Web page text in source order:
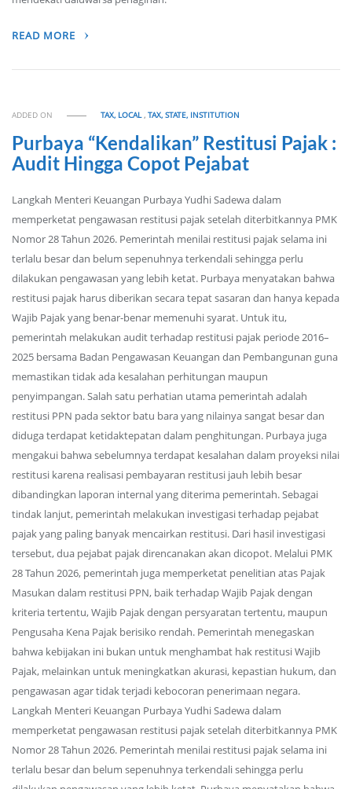
READ MORE
ADDED ON TAX, LOCAL,TAX, STATE, INSTITUTION
Purbaya “Kendalikan” Restitusi Pajak :
Audit Hingga Copot Pejabat
Langkah Menteri Keuangan Purbaya Yudhi Sadewa dalam
memperketat pengawasan restitusi pajak setelah diterbitkannya PMK
Nomor 28 Tahun 2026. Pemerintah menilai restitusi pajak selama ini
terlalu besar dan belum sepenuhnya terkendali sehingga perlu
dilakukan pengawasan yang lebih ketat. Purbaya menyatakan bahwa
restitusi pajak harus diberikan secara tepat sasaran dan hanya kepada
Wajib Pajak yang benar-benar memenuhi syarat. Untuk itu,
pemerintah melakukan audit terhadap restitusi pajak periode 2016–
2025 bersama Badan Pengawasan Keuangan dan Pembangunan guna
memastikan tidak ada kesalahan perhitungan maupun
penyimpangan. Salah satu perhatian utama pemerintah adalah
restitusi PPN pada sektor batu bara yang nilainya sangat besar dan
diduga terdapat ketidaktepatan dalam penghitungan. Purbaya juga
mengakui bahwa sebelumnya terdapat kesalahan dalam proyeksi nilai
restitusi karena realisasi pembayaran restitusi jauh lebih besar
dibandingkan laporan internal yang diterima pemerintah. Sebagai
tindak lanjut, pemerintah melakukan investigasi terhadap pejabat
pajak yang paling banyak mencairkan restitusi. Dari hasil investigasi
tersebut, dua pejabat pajak direncanakan akan dicopot. Melalui PMK
28 Tahun 2026, pemerintah juga memperketat penelitian atas Pajak
Masukan dalam restitusi PPN, baik terhadap Wajib Pajak dengan
kriteria tertentu, Wajib Pajak dengan persyaratan tertentu, maupun
Pengusaha Kena Pajak berisiko rendah. Pemerintah menegaskan
bahwa kebijakan ini bukan untuk menghambat hak restitusi Wajib
Pajak, melainkan untuk meningkatkan akurasi, kepastian hukum, dan
pengawasan agar tidak terjadi kebocoran penerimaan negara.
Langkah Menteri Keuangan Purbaya Yudhi Sadewa dalam
memperketat pengawasan restitusi pajak setelah diterbitkannya PMK
Nomor 28 Tahun 2026. Pemerintah menilai restitusi pajak selama ini
terlalu besar dan belum sepenuhnya terkendali sehingga perlu